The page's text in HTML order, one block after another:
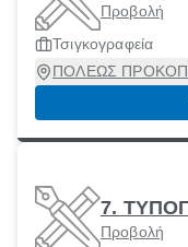
Προβολή
Τσιγκογραφεία
ΠΟΛΕΩΣ
7.
Προβολή